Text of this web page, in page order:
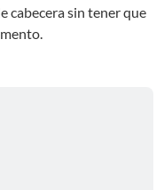
cabecera sin tener que